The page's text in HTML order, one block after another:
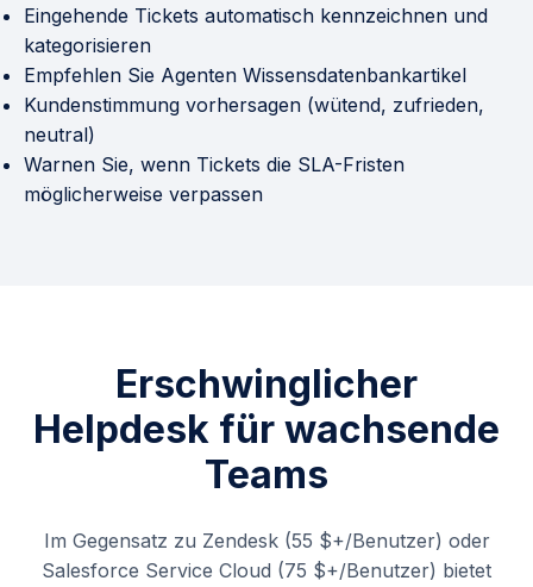
Eingehende Tickets automatisch kennzeichnen und
kategorisieren
Empfehlen Sie Agenten Wissensdatenbankartikel
Kundenstimmung vorhersagen (wütend, zufrieden,
neutral)
Warnen Sie, wenn Tickets die SLA-Fristen
möglicherweise verpassen
Erschwinglicher
Helpdesk für wachsende
Teams
Im Gegensatz zu Zendesk (55 $+/Benutzer) oder
Salesforce Service Cloud (75 $+/Benutzer) bietet